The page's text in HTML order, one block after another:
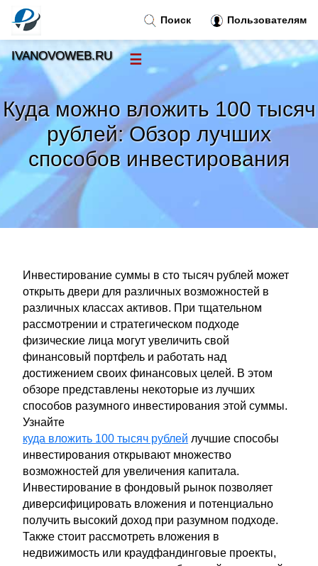
Куда можно вложить 100 тысяч
рублей: Обзор лучших
способов инвестирования
Инвестирование суммы в сто тысяч рублей может
открыть двери для различных возможностей в
различных классах активов. При тщательном
рассмотрении и стратегическом подходе
физические лица могут увеличить свой
финансовый портфель и работать над
достижением своих финансовых целей. В этом
обзоре представлены некоторые из лучших
способов разумного инвестирования этой суммы.
Узнайте
куда вложить 100 тысяч рублей лучшие способы
инвестирования открывают множество
возможностей для увеличения капитала.
Инвестирование в фондовый рынок позволяет
диверсифицировать вложения и потенциально
получить высокий доход при разумном подходе.
Также стоит рассмотреть вложения в
недвижимость или краудфандинговые проекты,
Поиск Пользователям
IVANOVOWEB.RU ☰
Новости
Тренды новостей»
Рубрики»
Правила »